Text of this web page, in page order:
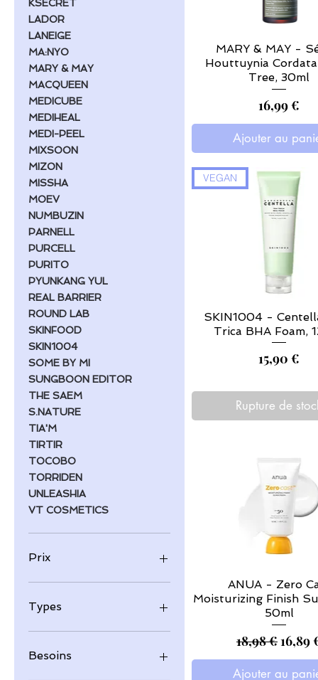
KSECRET
LADOR
LANEIGE
MA:NYO
MARY & MAY
MACQUEEN
MEDICUBE
MEDIHEAL
MEDI-PEEL
MIXSOON
MIZON
MISSHA
MOEV
NUMBUZIN
PARNELL
PURCELL
PURITO
PYUNKANG YUL
REAL BARRIER
ROUND LAB
SKINFOOD
SKIN1004
SOME BY MI
SUNGBOON EDITOR
THE SAEM
S.NATURE
TIA'M
TIRTIR
TOCOBO
TORRIDEN
UNLEASHIA
VT COSMETICS
Prix
0 €
Types
Accessoires
Contours des Yeux
Besoins
MARY & MAY -
Houttuynia
Tree, 30ml
Prix
16,99 €
Ajouter au
VEGAN
SKIN1004 -
Trica BHA Foam,
Prix
15,90 €
Rupture de
ANUA - Zero
Moisturizing Finish
50ml
Prix original
18,98 €Prix
16,89
Ajouter au